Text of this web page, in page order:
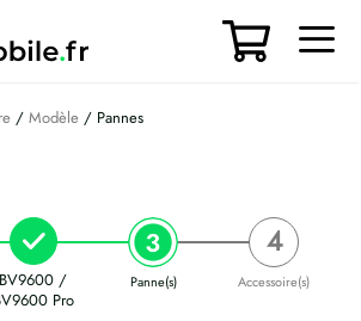
/ Modèle / Pannes
BV9600 /
Pro
Panne(s) Accessoire(s)